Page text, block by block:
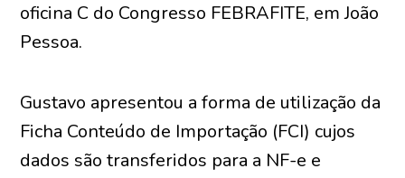
oficina C do Congresso FEBRAFITE, em João
Pessoa.
Gustavo apresentou a forma de utilização da
Ficha Conteúdo de Importação (FCI) cujos
dados são transferidos para a NF-e e